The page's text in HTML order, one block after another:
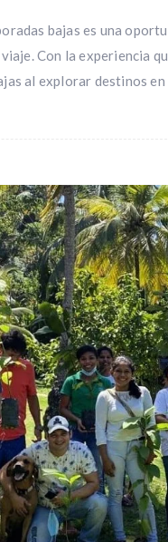
bajas es una
Con la experiencia
al explorar destinos en